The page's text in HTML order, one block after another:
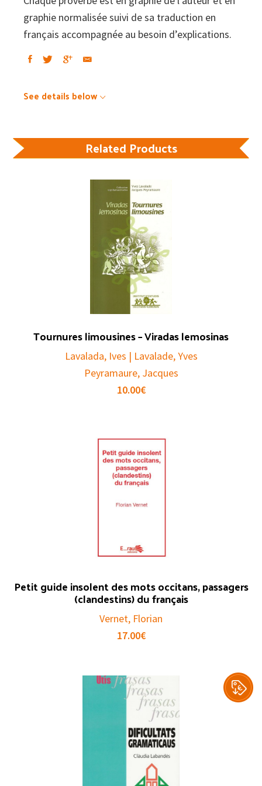
graphie normalisée suivi de sa traduction en
français accompagnée au besoin d’explications.
See details below
Related Products
Tournures limousines – Viradas lemosinas
Lavalada, Ives | Lavalade, Yves
Peyramaure, Jacques
10.00€
Petit guide insolent des mots occitans, passagers
(clandestins) du français
Vernet, Florian
17.00€